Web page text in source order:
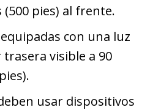
(500 pies) al frente.
con una luz
visible a 90
usar dispositivos